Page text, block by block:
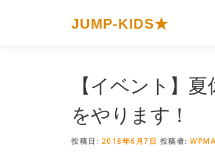
ン
JUMP-KIDS★
【イベント】
をやります！
投稿日: 2018年6月7日 投稿者: